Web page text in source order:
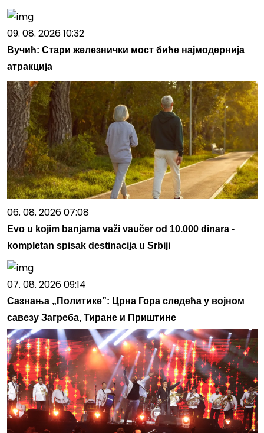
09. 08. 2026 10:32
Вучић: Стари железнички мост биће најмодернија
атракција
06. 08. 2026 07:08
Evo u kojim banjama važi vaučer od 10.000 dinara -
kompletan spisak destinacija u Srbiji
07. 08. 2026 09:14
Сазнања „Политике”: Црна Гора следећа у војном
савезу Загреба, Тиране и Приштине